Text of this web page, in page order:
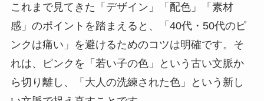
これまで見てきた「デザイン」「配色」「素材
感」のポイントを踏まえると、「40代・50代のピ
ンクは痛い」を避けるためのコツは明確です。そ
れは、ピンクを「若い子の色」という古い文脈か
ら切り離し、「大人の洗練された色」という新し